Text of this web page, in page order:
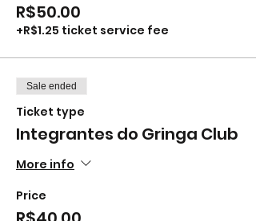
R$50.00
+R$1.25 ticket service fee
Sale ended
Ticket type
Integrantes do Gringa Club
More info
Price